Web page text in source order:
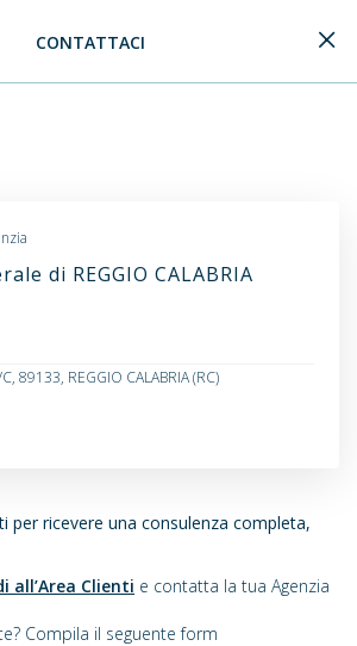
CONTATTACI
per ricevere una consulenza completa,
all’Area Clienti e contatta la tua Agenzia
Compila il seguente form
di REGGIO CALABRIA
89133, REGGIO CALABRIA (RC)